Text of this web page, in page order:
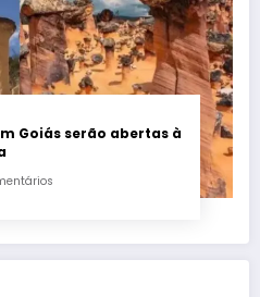
Goiás serão abertas à